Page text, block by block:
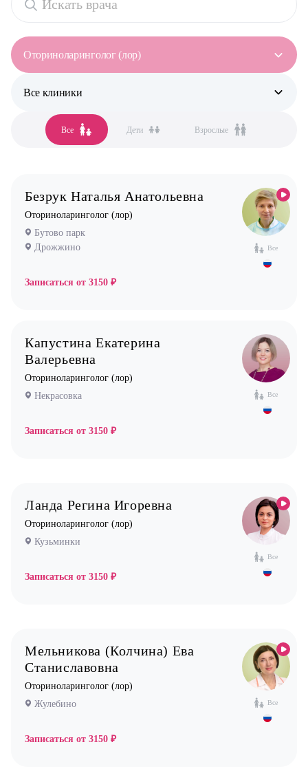
Все Дети Взрослые
Оториноларинголог (лор)
Все специальности
Аллерголог-иммунолог
Анестезиолог
Дерматолог
Кардиолог детский
Логопед
Нефролог
Ортопед
Остеопат
Офтальмолог (Окулист)
Пульмонолог
Стоматолог ортопед
Уролог
Физиотерапевт
Фониатр
Хирург
Все клиники
Все клиники
Дрожжино
Жулебино
Коммунарка
Некрасовка
Все
Безрук Наталья Анатольевна
Оториноларинголог (лор)
Бутово парк
Дрожжино
Записаться от 3150 ₽
Все
Капустина Екатерина
Валерьевна
Оториноларинголог (лор)
Некрасовка
Записаться от 3150 ₽
Все
Ланда Регина Игоревна
Оториноларинголог (лор)
Кузьминки
Записаться от 3150 ₽
Все
Мельникова (Колчина) Ева
Станиславовна
Оториноларинголог (лор)
Жулебино
Записаться от 3150 ₽